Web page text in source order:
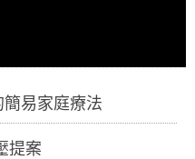
簡易家庭療法
提案